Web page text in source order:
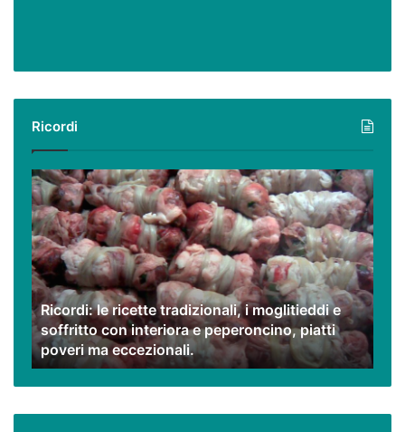
Ricordi
Ricordi:
le
ricette
tradizionali,
i
moglitieddi
e
soffritto
con
interiora
e
peperoncino,
Ricordi: le ricette tradizionali, i moglitieddi e
soffritto con interiora e peperoncino, piatti
poveri ma eccezionali.